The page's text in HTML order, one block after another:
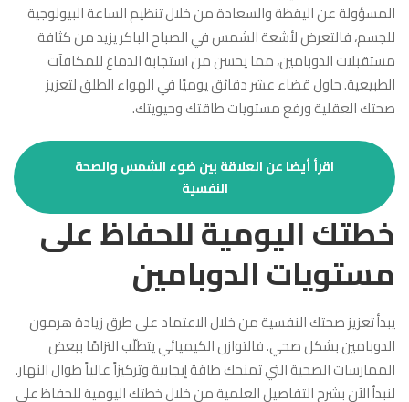
المسؤولة عن اليقظة والسعادة من خلال تنظيم الساعة البيولوجية
للجسم، فالتعرض لأشعة الشمس في الصباح الباكر يزيد من كثافة
مستقبلات الدوبامين، مما يحسن من استجابة الدماغ للمكافآت
الطبيعية. حاول قضاء عشر دقائق يوميًا في الهواء الطلق لتعزيز
صحتك العقلية ورفع مستويات طاقتك وحيويتك.
اقرأ أيضا عن العلاقة بين ضوء الشمس والصحة
النفسية
خطتك اليومية للحفاظ على
مستويات الدوبامين
يبدأ تعزيز صحتك النفسية من خلال الاعتماد على طرق زيادة هرمون
الدوبامين بشكل صحي. فالتوازن الكيميائي يتطلّب التزامًا ببعض
الممارسات الصحية التي تمنحك طاقة إيجابية وتركيزاً عالياً طوال النهار.
لنبدأ الآن بشرح التفاصيل العلمية من خلال خطتك اليومية للحفاظ على